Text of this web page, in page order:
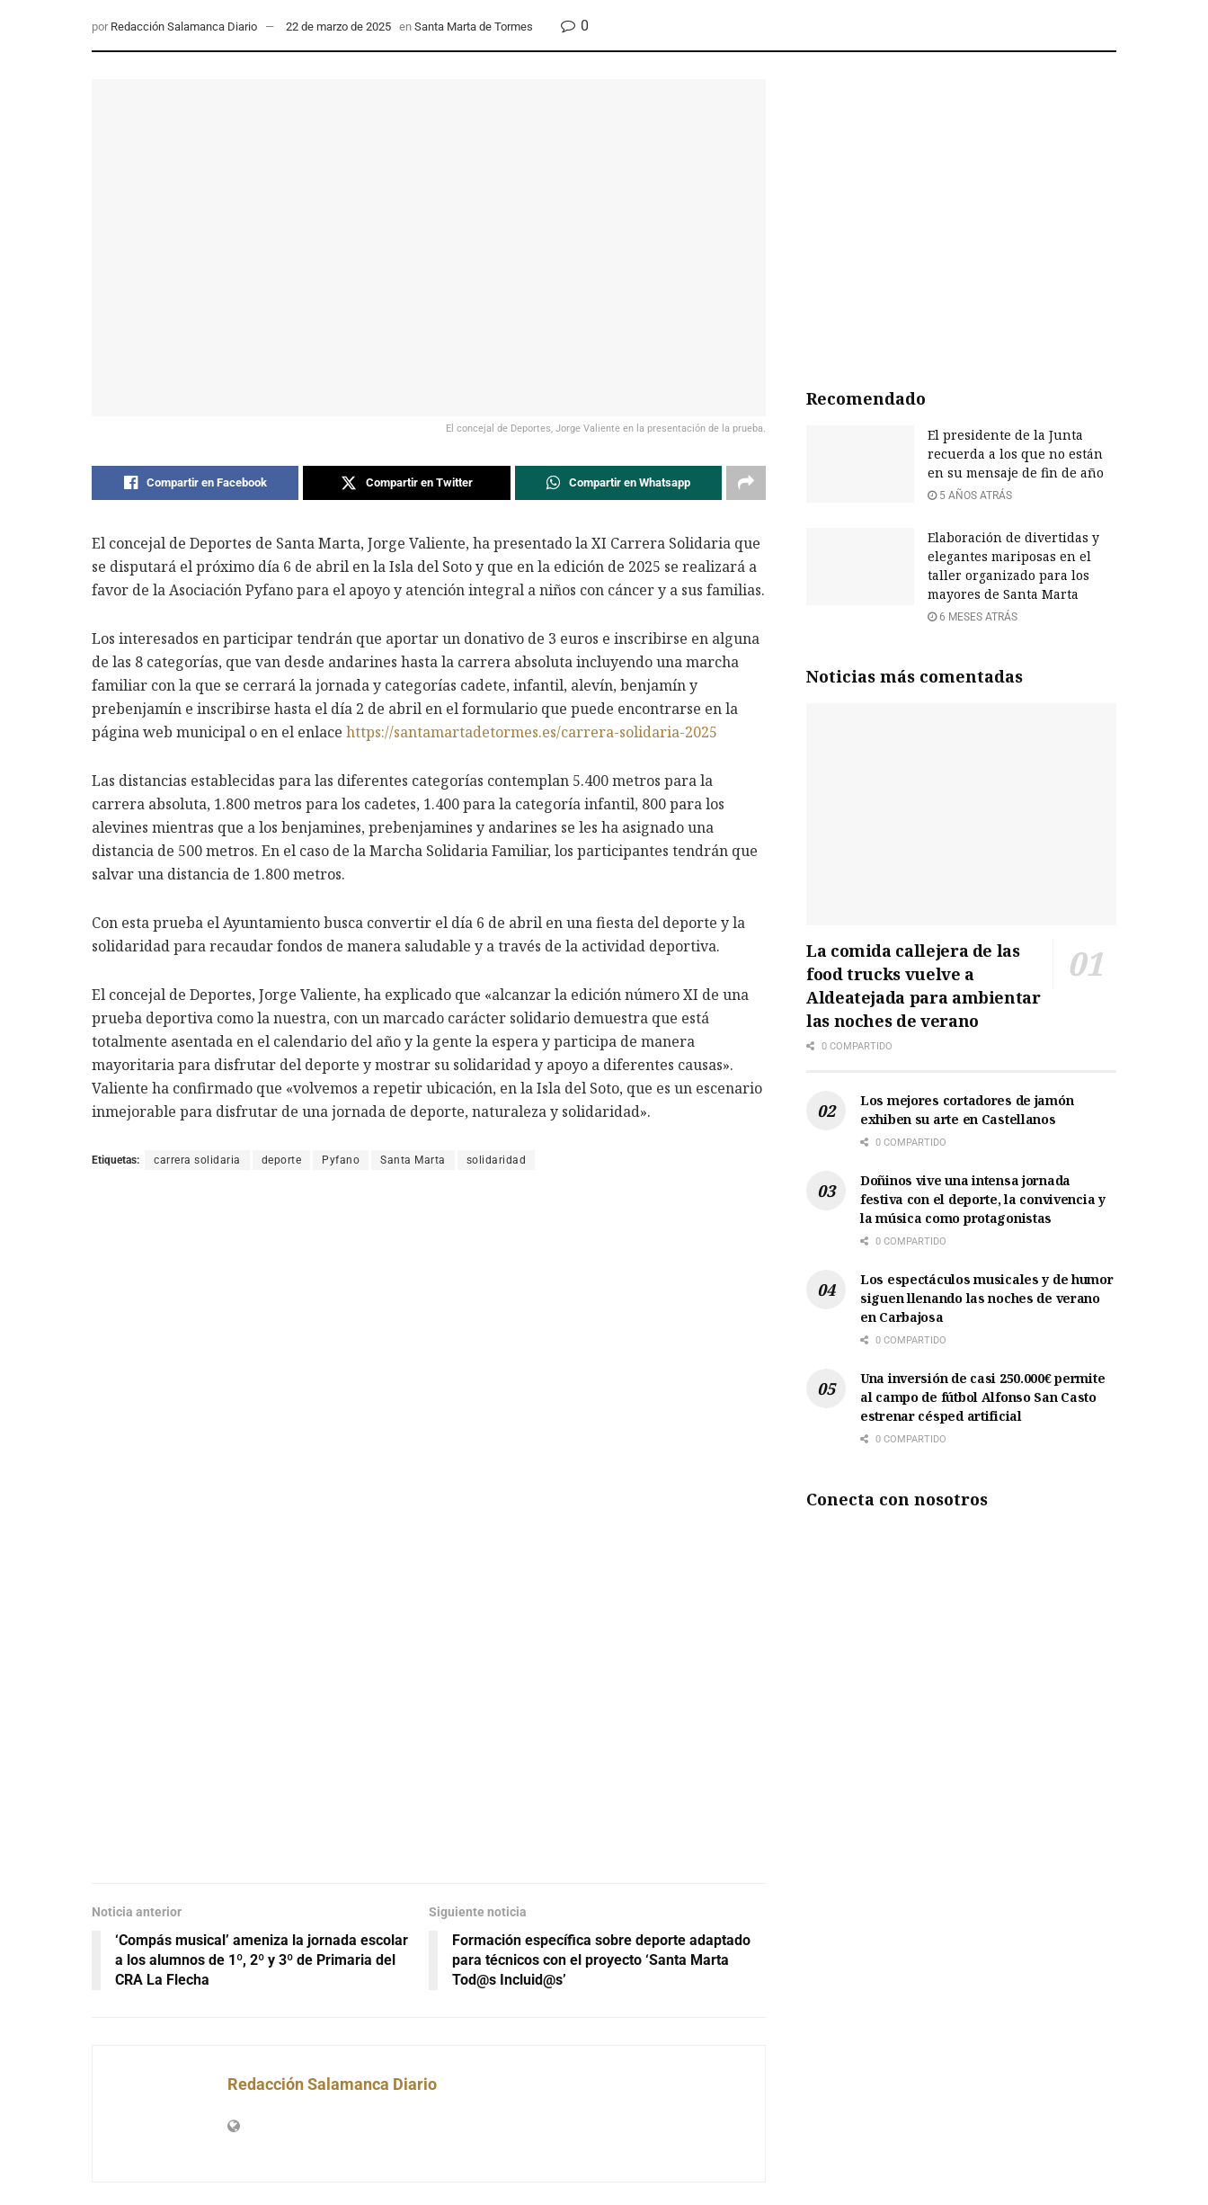
por Redacción Salamanca Diario 22 de marzo de 2025 en Santa Marta de Tormes 0
El concejal de Deportes, Jorge Valiente en la presentación de la prueba.
Compartir en Facebook Compartir en Twitter Compartir en Whatsapp
El concejal de Deportes de Santa Marta, Jorge Valiente, ha presentado la XI Carrera Solidaria que
se disputará el próximo día 6 de abril en la Isla del Soto y que en la edición de 2025 se realizará a
favor de la Asociación Pyfano para el apoyo y atención integral a niños con cáncer y a sus familias.
Los interesados en participar tendrán que aportar un donativo de 3 euros e inscribirse en alguna
de las 8 categorías, que van desde andarines hasta la carrera absoluta incluyendo una marcha
familiar con la que se cerrará la jornada y categorías cadete, infantil, alevín, benjamín y
prebenjamín e inscribirse hasta el día 2 de abril en el formulario que puede encontrarse en la
página web municipal o en el enlace https://santamartadetormes.es/carrera-solidaria-2025
Las distancias establecidas para las diferentes categorías contemplan 5.400 metros para la
carrera absoluta, 1.800 metros para los cadetes, 1.400 para la categoría infantil, 800 para los
alevines mientras que a los benjamines, prebenjamines y andarines se les ha asignado una
distancia de 500 metros. En el caso de la Marcha Solidaria Familiar, los participantes tendrán que
salvar una distancia de 1.800 metros.
Con esta prueba el Ayuntamiento busca convertir el día 6 de abril en una fiesta del deporte y la
solidaridad para recaudar fondos de manera saludable y a través de la actividad deportiva.
El concejal de Deportes, Jorge Valiente, ha explicado que «alcanzar la edición número XI de una
prueba deportiva como la nuestra, con un marcado carácter solidario demuestra que está
totalmente asentada en el calendario del año y la gente la espera y participa de manera
mayoritaria para disfrutar del deporte y mostrar su solidaridad y apoyo a diferentes causas».
Valiente ha confirmado que «volvemos a repetir ubicación, en la Isla del Soto, que es un escenario
inmejorable para disfrutar de una jornada de deporte, naturaleza y solidaridad».
Etiquetas: carrera solidaria deporte Pyfano Santa Marta solidaridad
Noticia anterior
‘Compás musical’ ameniza la jornada escolar
a los alumnos de 1º, 2º y 3º de Primaria del
CRA La Flecha
Siguiente noticia
Formación específica sobre deporte adaptado
para técnicos con el proyecto ‘Santa Marta
Tod@s Incluid@s’
Redacción Salamanca Diario
Recomendado
El presidente de la Junta
recuerda a los que no están
en su mensaje de fin de año
5 AÑOS ATRÁS
Elaboración de divertidas y
elegantes mariposas en el
taller organizado para los
mayores de Santa Marta
6 MESES ATRÁS
Noticias más comentadas
La comida callejera de las
food trucks vuelve a
Aldeatejada para ambientar
las noches de verano
0 COMPARTIDO
Los mejores cortadores de jamón
exhiben su arte en Castellanos
0 COMPARTIDO
Doñinos vive una intensa jornada
festiva con el deporte, la convivencia y
la música como protagonistas
0 COMPARTIDO
Los espectáculos musicales y de humor
siguen llenando las noches de verano
en Carbajosa
0 COMPARTIDO
Una inversión de casi 250.000€ permite
al campo de fútbol Alfonso San Casto
estrenar césped artificial
0 COMPARTIDO
Conecta con nosotros